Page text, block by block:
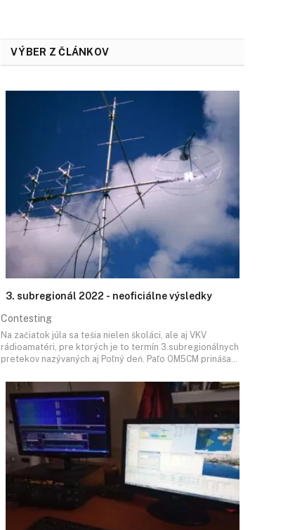
VÝBER Z ČLÁNKOV
3. subregionál 2022 - neoficiálne výsledky
Contesting
Na začiatok júla sa tešia nielen školáci, ale aj VKV
rádioamatéri, pre ktorých je to termín 3.subregionálnych
pretekov nazývaných aj Poľný deň. Paľo OM5CM prináša…